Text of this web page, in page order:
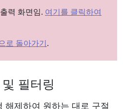
력 화면임. 여기를 클릭하여
로 돌아가기.
필터링
해제하여 원하는 대로 구절